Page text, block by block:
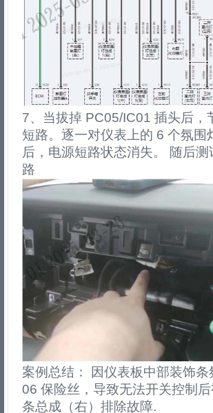
7、当拔掉 PC05/IC01 插头后
短路。逐一对仪表上的 6 个氛
后，电源短路状态消失。 随后
路
案例总结： 因仪表板中部装饰
06 保险丝，导致无法开关控制
条总成（右）排除故障.